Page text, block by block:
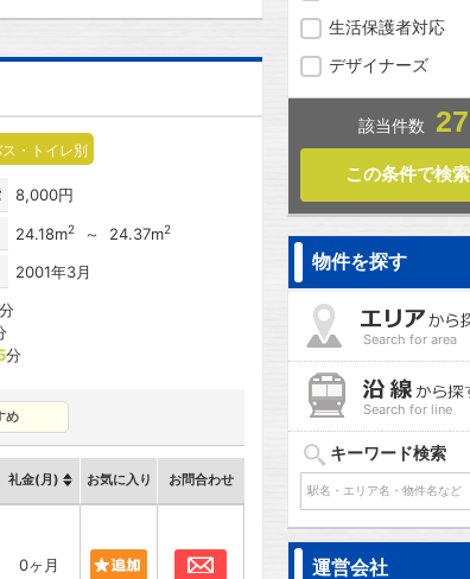
・トイレ別
8,000円
24.18m2 ～ 24.37m2
2001年3月
分
分
め
礼金(月) お気に入り お問合わせ
0ヶ月 お問合わせ
生活保護者対応
デザイナーズ
該当件数 27
物件を探す
Search for area
Search for line
キーワード検索
運営会社